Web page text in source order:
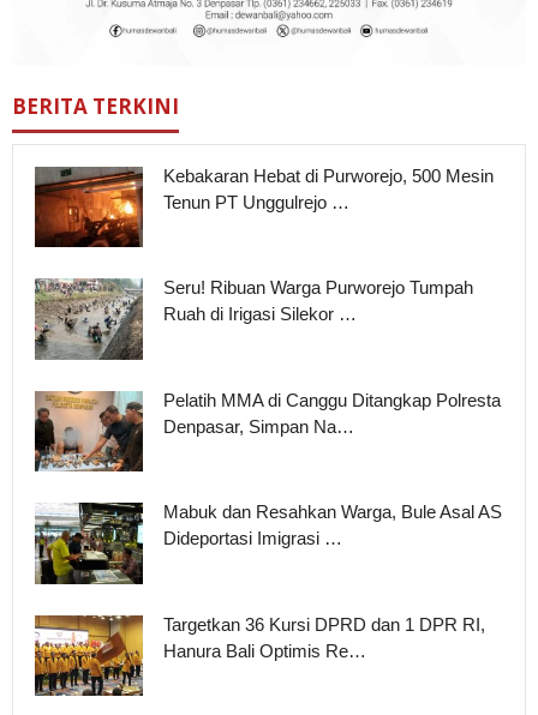
BERITA TERKINI
Kebakaran Hebat di Purworejo, 500 Mesin
Tenun PT Unggulrejo …
Seru! Ribuan Warga Purworejo Tumpah
Ruah di Irigasi Silekor …
Pelatih MMA di Canggu Ditangkap Polresta
Denpasar, Simpan Na…
Mabuk dan Resahkan Warga, Bule Asal AS
Dideportasi Imigrasi …
Targetkan 36 Kursi DPRD dan 1 DPR RI,
Hanura Bali Optimis Re…